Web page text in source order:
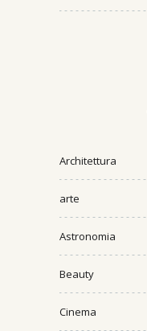
Architettura
arte
Astronomia
Beauty
Cinema